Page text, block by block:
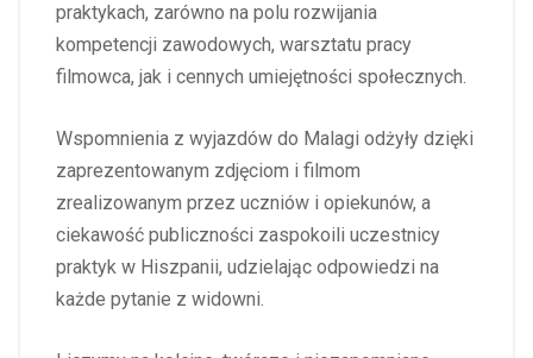
praktykach, zarówno na polu rozwijania
kompetencji zawodowych, warsztatu pracy
filmowca, jak i cennych umiejętności społecznych.
Wspomnienia z wyjazdów do Malagi odżyły dzięki
zaprezentowanym zdjęciom i filmom
zrealizowanym przez uczniów i opiekunów, a
ciekawość publiczności zaspokoili uczestnicy
praktyk w Hiszpanii, udzielając odpowiedzi na
każde pytanie z widowni.